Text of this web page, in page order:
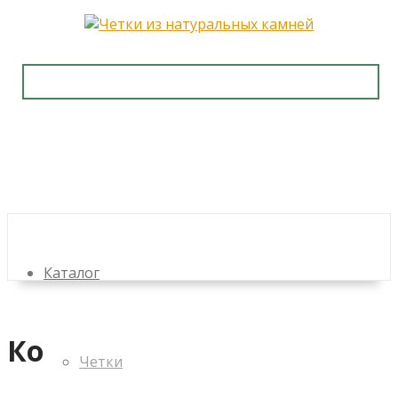
Каталог
Четки
Контакты